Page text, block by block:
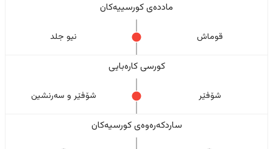
ماددەی کورسییەکان
قوماش نیو جلد
کورسی کارەبایی
شۆفێر شۆفێر و سەرنشین
ساردکەرەوەی کورسیەکان